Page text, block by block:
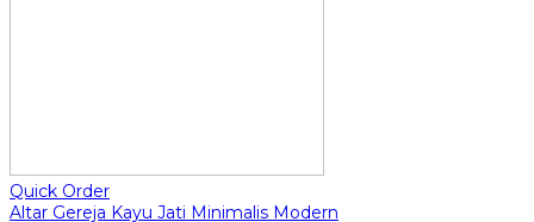
Quick Order
Altar Gereja Kayu Jati Minimalis Modern